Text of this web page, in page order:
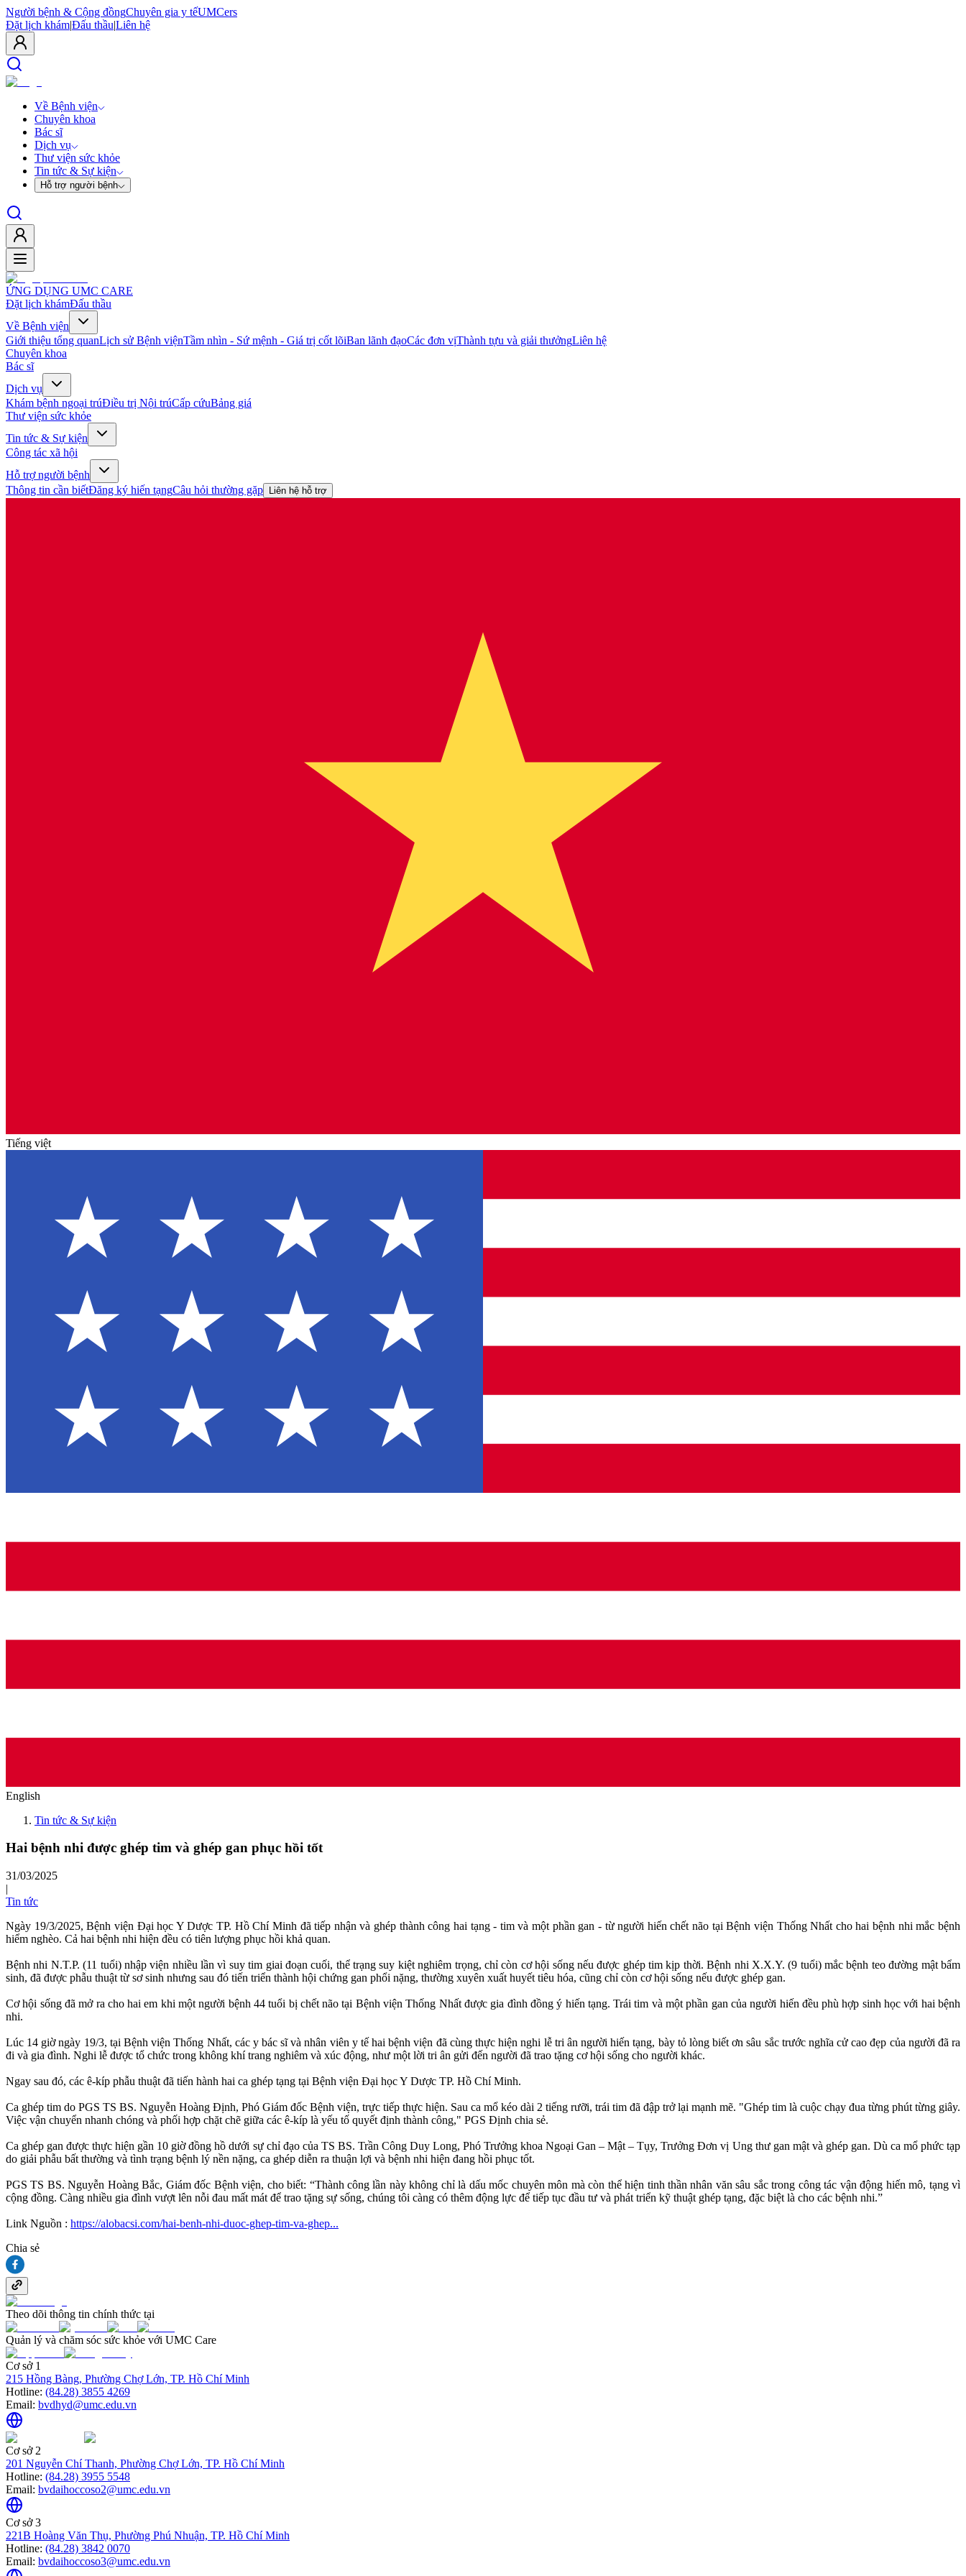
Người bệnh & Cộng đồngChuyên gia y tếUMCers
Đặt lịch khám|Đấu thầu|Liên hệ
Về Bệnh viện
Chuyên khoa
Bác sĩ
Dịch vụ
Thư viện sức khỏe
Tin tức & Sự kiện
Hỗ trợ người bệnh
ỨNG DỤNG UMC CARE
Đặt lịch khámĐấu thầu
Về Bệnh viện
Giới thiệu tổng quanLịch sử Bệnh việnTầm nhìn - Sứ mệnh - Giá trị cốt lõiBan lãnh đạoCác đơn vịThành tựu và giải thưởngLiên hệ
Chuyên khoa
Bác sĩ
Dịch vụ
Khám bệnh ngoại trúĐiều trị Nội trúCấp cứuBảng giá
Thư viện sức khỏe
Tin tức & Sự kiện
Công tác xã hội
Hỗ trợ người bệnh
Thông tin cần biếtĐăng ký hiến tạngCâu hỏi thường gặp Liên hệ hỗ trợ
Tiếng việt
English
Tin tức & Sự kiện
Hai bệnh nhi được ghép tim và ghép gan phục hồi tốt
31/03/2025
|
Tin tức
Ngày 19/3/2025, Bệnh viện Đại học Y Dược TP. Hồ Chí Minh đã tiếp nhận và ghép thành công hai tạng - tim và một phần gan - từ người hiến chết não tại Bệnh viện Thống Nhất cho hai bệnh nhi mắc bệnh
hiểm nghèo. Cả hai bệnh nhi hiện đều có tiên lượng phục hồi khả quan.
Bệnh nhi N.T.P. (11 tuổi) nhập viện nhiều lần vì suy tim giai đoạn cuối, thể trạng suy kiệt nghiêm trọng, chỉ còn cơ hội sống nếu được ghép tim kịp thời. Bệnh nhi X.X.Y. (9 tuổi) mắc bệnh teo đường mật bẩm
sinh, đã được phẫu thuật từ sơ sinh nhưng sau đó tiến triển thành hội chứng gan phổi nặng, thường xuyên xuất huyết tiêu hóa, cũng chỉ còn cơ hội sống nếu được ghép gan.
Cơ hội sống đã mở ra cho hai em khi một người bệnh 44 tuổi bị chết não tại Bệnh viện Thống Nhất được gia đình đồng ý hiến tạng. Trái tim và một phần gan của người hiến đều phù hợp sinh học với hai bệnh
nhi.
Lúc 14 giờ ngày 19/3, tại Bệnh viện Thống Nhất, các y bác sĩ và nhân viên y tế hai bệnh viện đã cùng thực hiện nghi lễ tri ân người hiến tạng, bày tỏ lòng biết ơn sâu sắc trước nghĩa cử cao đẹp của người đã ra
đi và gia đình. Nghi lễ được tổ chức trong không khí trang nghiêm và xúc động, như một lời tri ân gửi đến người đã trao tặng cơ hội sống cho người khác.
Ngay sau đó, các ê-kíp phẫu thuật đã tiến hành hai ca ghép tạng tại Bệnh viện Đại học Y Dược TP. Hồ Chí Minh.
Ca ghép tim do PGS TS BS. Nguyễn Hoàng Định, Phó Giám đốc Bệnh viện, trực tiếp thực hiện. Sau ca mổ kéo dài 2 tiếng rưỡi, trái tim đã đập trở lại mạnh mẽ. "Ghép tim là cuộc chạy đua từng phút từng giây.
Việc vận chuyển nhanh chóng và phối hợp chặt chẽ giữa các ê-kíp là yếu tố quyết định thành công," PGS Định chia sẻ.
Ca ghép gan được thực hiện gần 10 giờ đồng hồ dưới sự chỉ đạo của TS BS. Trần Công Duy Long, Phó Trưởng khoa Ngoại Gan – Mật – Tụy, Trưởng Đơn vị Ung thư gan mật và ghép gan. Dù ca mổ phức tạp
do giải phẫu bất thường và tình trạng bệnh lý nền nặng, ca ghép diễn ra thuận lợi và bệnh nhi hiện đang hồi phục tốt.
PGS TS BS. Nguyễn Hoàng Bắc, Giám đốc Bệnh viện, cho biết: “Thành công lần này không chỉ là dấu mốc chuyên môn mà còn thể hiện tinh thần nhân văn sâu sắc trong công tác vận động hiến mô, tạng vì
cộng đồng. Càng nhiều gia đình vượt lên nỗi đau mất mát để trao tặng sự sống, chúng tôi càng có thêm động lực để tiếp tục đầu tư và phát triển kỹ thuật ghép tạng, đặc biệt là cho các bệnh nhi.”
Link Nguồn : https://alobacsi.com/hai-benh-nhi-duoc-ghep-tim-va-ghep...
Chia sẻ
Theo dõi thông tin chính thức tại
Quản lý và chăm sóc sức khỏe với UMC Care
Cơ sở 1
215 Hồng Bàng, Phường Chợ Lớn, TP. Hồ Chí Minh
Hotline: (84.28) 3855 4269
Email: bvdhyd@umc.edu.vn
Cơ sở 2
201 Nguyễn Chí Thanh, Phường Chợ Lớn, TP. Hồ Chí Minh
Hotline: (84.28) 3955 5548
Email: bvdaihoccoso2@umc.edu.vn
Cơ sở 3
221B Hoàng Văn Thụ, Phường Phú Nhuận, TP. Hồ Chí Minh
Hotline: (84.28) 3842 0070
Email: bvdaihoccoso3@umc.edu.vn